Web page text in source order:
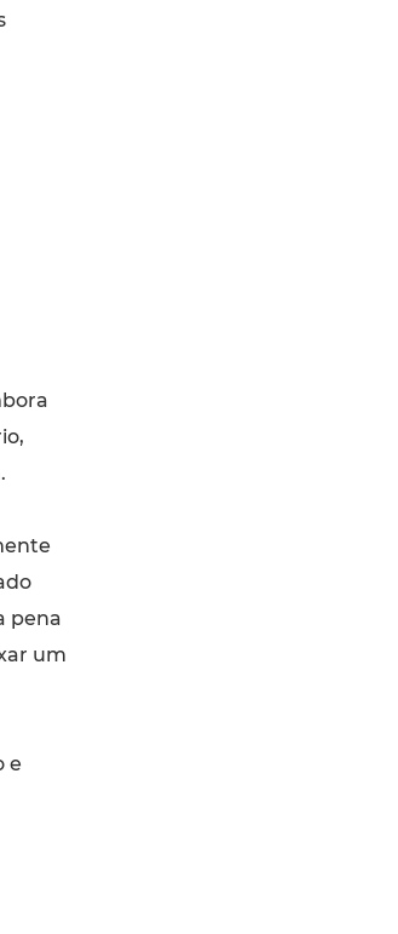
pena
um
e